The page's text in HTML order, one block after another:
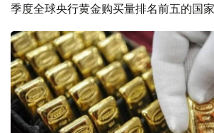
季度全球央行黄金购买量排名前五的国家